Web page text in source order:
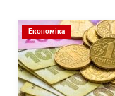
Економіка